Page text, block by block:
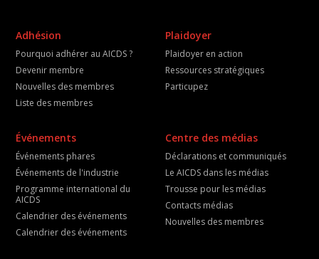
Adhésion
Pourquoi adhérer au AICDS ?
Devenir membre
Nouvelles des membres
Liste des membres
Plaidoyer
Plaidoyer en action
Ressources stratégiques
Particupez
Événements
Événements phares
Événements de l'industrie
Programme international du
AICDS
Calendrier des événements
Calendrier des événements
Centre des médias
Déclarations et communiqués
Le AICDS dans les médias
Trousse pour les médias
Contacts médias
Nouvelles des membres